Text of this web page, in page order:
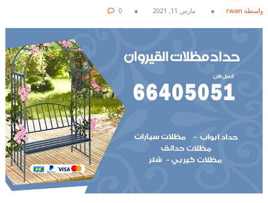
بواسطة rwan مارس 11, 2021 0